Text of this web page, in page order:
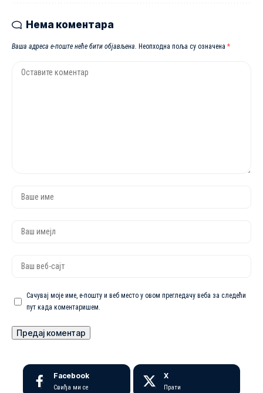
Нема коментара
Ваша адреса е-поште неће бити објављена. Неопходна поља су означена *
Сачувај моје име, е-пошту и веб место у овом прегледачу веба за следећи
пут када коментаришем.
Facebook
Свиђа ми се
X
Прати